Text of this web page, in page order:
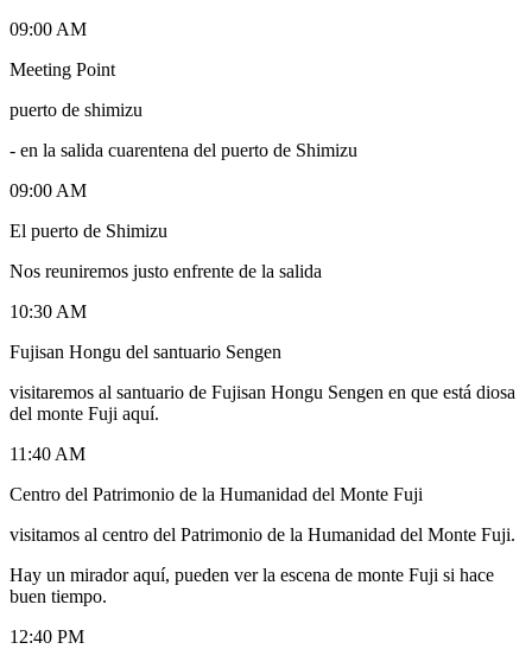
09:00 AM
Meeting Point
puerto de shimizu
- en la salida cuarentena del puerto de Shimizu
09:00 AM
El puerto de Shimizu
Nos reuniremos justo enfrente de la salida
10:30 AM
Fujisan Hongu del santuario Sengen
visitaremos al santuario de Fujisan Hongu Sengen en que está diosa
del monte Fuji aquí.
11:40 AM
Centro del Patrimonio de la Humanidad del Monte Fuji
visitamos al centro del Patrimonio de la Humanidad del Monte Fuji.
Hay un mirador aquí, pueden ver la escena de monte Fuji si hace
buen tiempo.
12:40 PM